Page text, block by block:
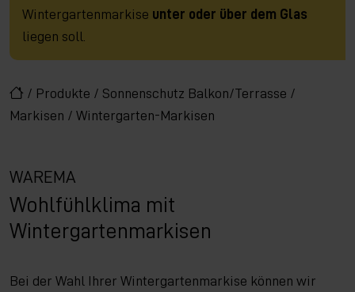
/ Produkte / Sonnenschutz Balkon/Terrasse /
Markisen / Wintergarten-Markisen
Wintergartenmarkise unter oder über dem Glas
liegen soll.
WAREMA
Wohlfühlklima mit
Wintergartenmarkisen
Bei der Wahl Ihrer Wintergartenmarkise können wir